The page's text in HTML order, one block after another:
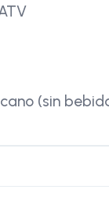
(sin